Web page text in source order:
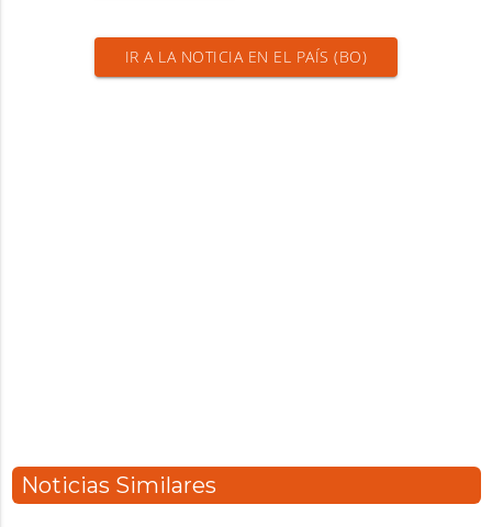
IR A LA NOTICIA EN EL PAÍS (BO)
Noticias Similares